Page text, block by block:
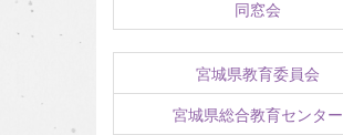
同窓会
宮城県教育委員会
宮城県総合教育センター